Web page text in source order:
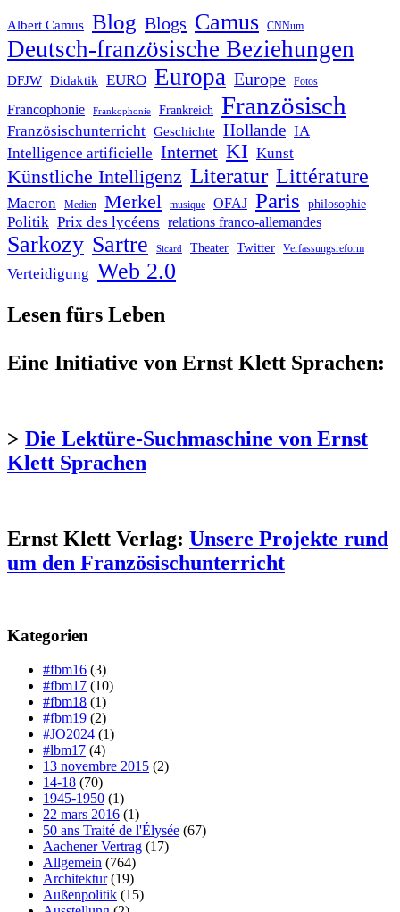
Albert Camus Blog Blogs Camus CNNum
Deutsch-französische Beziehungen
DFJW Didaktik EURO Europa Europe Fotos
Francophonie Frankophonie Frankreich Französisch
Französischunterricht Geschichte Hollande IA
Intelligence artificielle Internet KI Kunst
Künstliche Intelligenz Literatur Littérature
Macron Medien Merkel musique OFAJ Paris philosophie
Politik Prix des lycéens relations franco-allemandes
Sarkozy Sartre Sicard Theater Twitter Verfassungsreform
Verteidigung Web 2.0
Lesen fürs Leben
Eine Initiative von Ernst Klett Sprachen:
> Die Lektüre-Suchmaschine von Ernst
Klett Sprachen
Ernst Klett Verlag: Unsere Projekte rund
um den Französischunterricht
Kategorien
#fbm16 (3)
#fbm17 (10)
#fbm18 (1)
#fbm19 (2)
#JO2024 (1)
#lbm17 (4)
13 novembre 2015 (2)
14-18 (70)
1945-1950 (1)
22 mars 2016 (1)
50 ans Traité de l'Élysée (67)
Aachener Vertrag (17)
Allgemein (764)
Architektur(19)
Außenpolitik (15)